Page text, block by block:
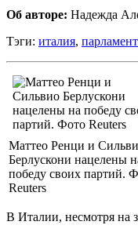
Об авторе: Надежда
Тэги: италия,
Маттео Ренци и
Берлускони нацелены
победу своих партий.
Reuters
В Италии, несмотря на